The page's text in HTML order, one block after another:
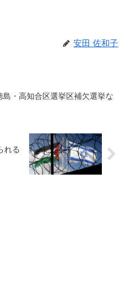
安田 佐和子
島・高知合区選挙区補欠選挙な
れる